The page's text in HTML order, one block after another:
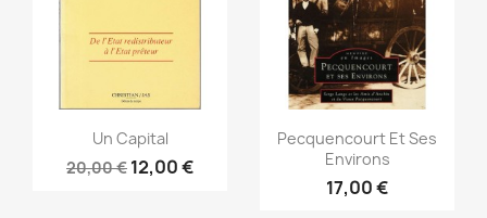
Snabbvy
Un Capital
20,00 € 12,00 €
Snabbvy
Pecquencourt Et Ses
Environs
17,00 €